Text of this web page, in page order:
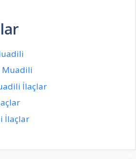
Muadili
İlaçlar
İlaçlar